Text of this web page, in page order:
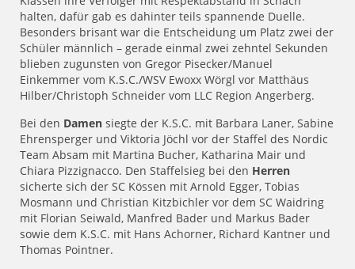
halten, dafür gab es dahinter teils spannende Duelle.
Besonders brisant war die Entscheidung um Platz zwei der
Schüler männlich – gerade einmal zwei zehntel Sekunden
blieben zugunsten von Gregor Pisecker/Manuel
Einkemmer vom K.S.C./WSV Ewoxx Wörgl vor Matthäus
Hilber/Christoph Schneider vom LLC Region Angerberg.
Bei den Damen siegte der K.S.C. mit Barbara Laner, Sabine
Ehrensperger und Viktoria Jöchl vor der Staffel des Nordic
Team Absam mit Martina Bucher, Katharina Mair und
Chiara Pizzignacco. Den Staffelsieg bei den Herren
sicherte sich der SC Kössen mit Arnold Egger, Tobias
Mosmann und Christian Kitzbichler vor dem SC Waidring
mit Florian Seiwald, Manfred Bader und Markus Bader
sowie dem K.S.C. mit Hans Achorner, Richard Kantner und
Thomas Pointner.